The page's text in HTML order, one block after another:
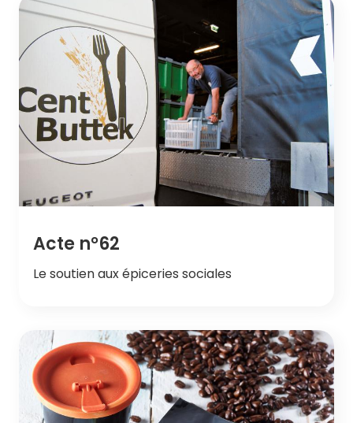
Acte n°62
Le soutien aux épiceries sociales